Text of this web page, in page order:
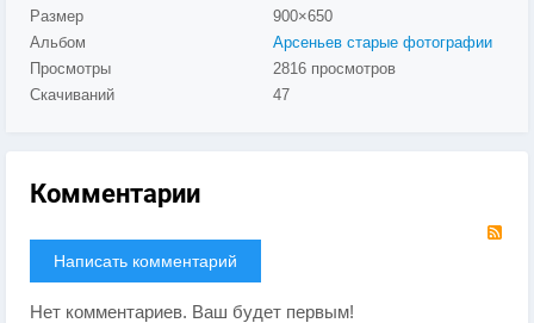
Размер
900×650
Альбом
Арсеньев старые фотографии
Просмотры
2816 просмотров
Скачиваний
47
Комментарии
Написать комментарий
Нет комментариев. Ваш будет первым!